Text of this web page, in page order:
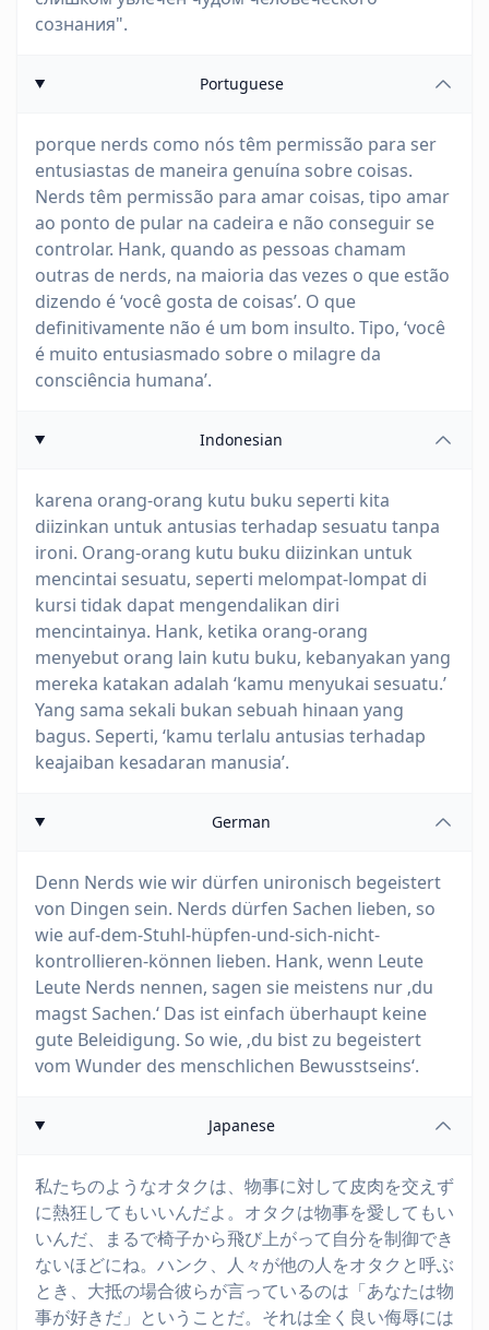
сознания".
Portuguese
porque nerds como nós têm permissão para ser
entusiastas de maneira genuína sobre coisas.
Nerds têm permissão para amar coisas, tipo amar
ao ponto de pular na cadeira e não conseguir se
controlar. Hank, quando as pessoas chamam
outras de nerds, na maioria das vezes o que estão
dizendo é ‘você gosta de coisas’. O que
definitivamente não é um bom insulto. Tipo, ‘você
é muito entusiasmado sobre o milagre da
consciência humana’.
Indonesian
karena orang-orang kutu buku seperti kita
diizinkan untuk antusias terhadap sesuatu tanpa
ironi. Orang-orang kutu buku diizinkan untuk
mencintai sesuatu, seperti melompat-lompat di
kursi tidak dapat mengendalikan diri
mencintainya. Hank, ketika orang-orang
menyebut orang lain kutu buku, kebanyakan yang
mereka katakan adalah ‘kamu menyukai sesuatu.’
Yang sama sekali bukan sebuah hinaan yang
bagus. Seperti, ‘kamu terlalu antusias terhadap
keajaiban kesadaran manusia’.
German
Denn Nerds wie wir dürfen unironisch begeistert
von Dingen sein. Nerds dürfen Sachen lieben, so
wie auf-dem-Stuhl-hüpfen-und-sich-nicht-
kontrollieren-können lieben. Hank, wenn Leute
Leute Nerds nennen, sagen sie meistens nur ‚du
magst Sachen.‘ Das ist einfach überhaupt keine
gute Beleidigung. So wie, ‚du bist zu begeistert
vom Wunder des menschlichen Bewusstseins‘.
Japanese
私たちのようなオタクは、物事に対して皮肉を交えず
に熱狂してもいいんだよ。オタクは物事を愛してもい
いんだ、まるで椅子から飛び上がって自分を制御でき
ないほどにね。ハンク、人々が他の人をオタクと呼ぶ
とき、大抵の場合彼らが言っているのは「あなたは物
事が好きだ」ということだ。それは全く良い侮辱には